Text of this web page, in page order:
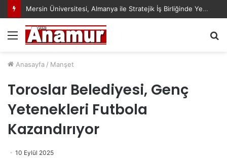
Mersin Üniversitesi, Almanya ile Stratejik İş Birliğinde Yeni Dönem Başlattı
Menü
Anasayfa / Manşet
Toroslar Belediyesi, Genç
Yetenekleri Futbola
Kazandırıyor
10 Eylül 2025